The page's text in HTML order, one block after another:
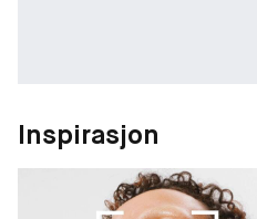
Inspirasjon